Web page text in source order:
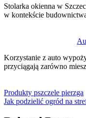
Stolarka okienna w
w kontekście
Korzystanie z auto
przyciągają zarówno
Produkty pszczele pierzga
Jak podzielić ogród na